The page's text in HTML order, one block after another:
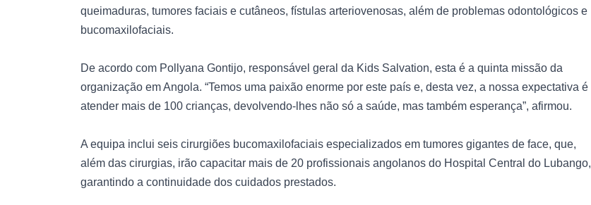
queimaduras, tumores faciais e cutâneos, fístulas arteriovenosas, além de problemas odontológicos e
bucomaxilofaciais.
De acordo com Pollyana Gontijo, responsável geral da Kids Salvation, esta é a quinta missão da
organização em Angola. “Temos uma paixão enorme por este país e, desta vez, a nossa expectativa é
atender mais de 100 crianças, devolvendo-lhes não só a saúde, mas também esperança”, afirmou.
A equipa inclui seis cirurgiões bucomaxilofaciais especializados em tumores gigantes de face, que,
além das cirurgias, irão capacitar mais de 20 profissionais angolanos do Hospital Central do Lubango,
garantindo a continuidade dos cuidados prestados.